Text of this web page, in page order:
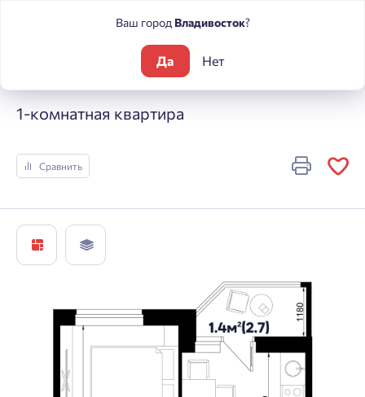
Sport Village
1-комнатная квартира
Сравнить
Ваш город Владивосток?
Да Нет